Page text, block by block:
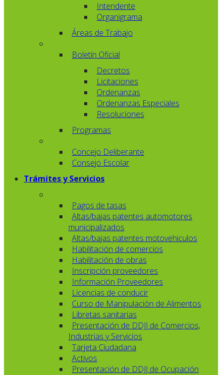
Intendente
Organigrama
Áreas de Trabajo
Boletín Oficial
Decretos
Licitaciones
Ordenanzas
Ordenanzas Especiales
Resoluciones
Programas
Concejo Deliberante
Consejo Escolar
Trámites y Servicios
Pagos de tasas
Altas/bajas patentes automotores
municipalizados
Altas/bajas patentes motovehiculos
Habilitación de comercios
Habilitación de obras
Inscripción proveedores
Información Proveedores
Licencias de conducir
Curso de Manipulación de Alimentos
Libretas sanitarias
Presentación de DDJJ de Comercios,
Industrias y Servicios
Tarjeta Ciudadana
Activos
Presentación de DDJJ de Ocupación